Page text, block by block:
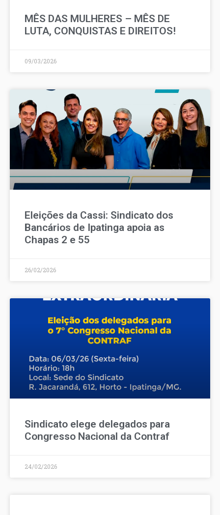
MÊS DAS MULHERES – MÊS DE
LUTA, CONQUISTAS E DIREITOS!
09/03/2026
Eleições da Cassi: Sindicato dos
Bancários de Ipatinga apoia as
Chapas 2 e 55
26/02/2026
Sindicato elege delegados para
Congresso Nacional da Contraf
24/02/2026